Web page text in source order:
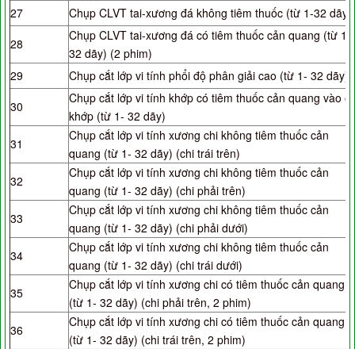
27
Chụp CLVT tai-xương đá không tiêm thuốc (từ 1-32 dãy)
28
Chụp CLVT tai-xương đá có tiêm thuốc cản quang (từ 1-
32 dãy) (2 phim)
29
Chụp cắt lớp vi tính phổi độ phân giải cao (từ 1- 32 dãy)
30
Chụp cắt lớp vi tính khớp có tiêm thuốc cản quang vào ổ
khớp (từ 1- 32 dãy)
31
Chụp cắt lớp vi tính xương chi không tiêm thuốc cản
quang (từ 1- 32 dãy) (chi trái trên)
32
Chụp cắt lớp vi tính xương chi không tiêm thuốc cản
quang (từ 1- 32 dãy) (chi phải trên)
33
Chụp cắt lớp vi tính xương chi không tiêm thuốc cản
quang (từ 1- 32 dãy) (chi phải dưới)
34
Chụp cắt lớp vi tính xương chi không tiêm thuốc cản
quang (từ 1- 32 dãy) (chi trái dưới)
35
Chụp cắt lớp vi tính xương chi có tiêm thuốc cản quang
(từ 1- 32 dãy) (chi phải trên, 2 phim)
36
Chụp cắt lớp vi tính xương chi có tiêm thuốc cản quang
(từ 1- 32 dãy) (chi trái trên, 2 phim)